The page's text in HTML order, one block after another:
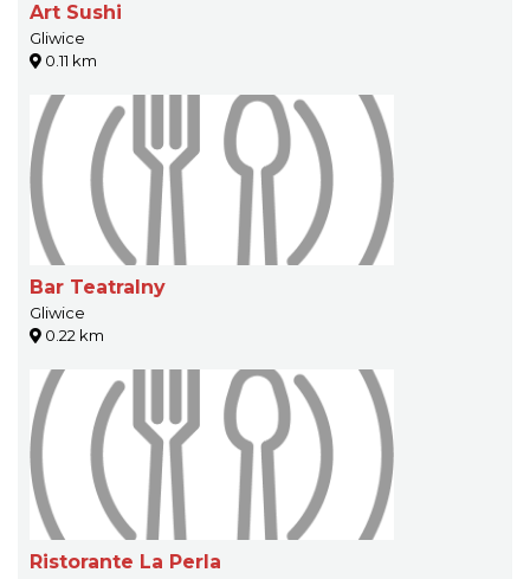
Art Sushi
Gliwice
0.11 km
Bar Teatralny
Gliwice
0.22 km
Ristorante La Perla